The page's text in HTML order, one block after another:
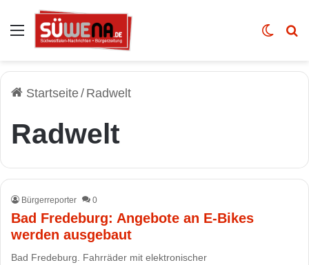
Auswahl Skin
Startseite/ Radwelt
Radwelt
Bürgerreporter 0
Bad Fredeburg: Angebote an E-Bikes
werden ausgebaut
Bad Fredeburg. Fahrräder mit elektronischer